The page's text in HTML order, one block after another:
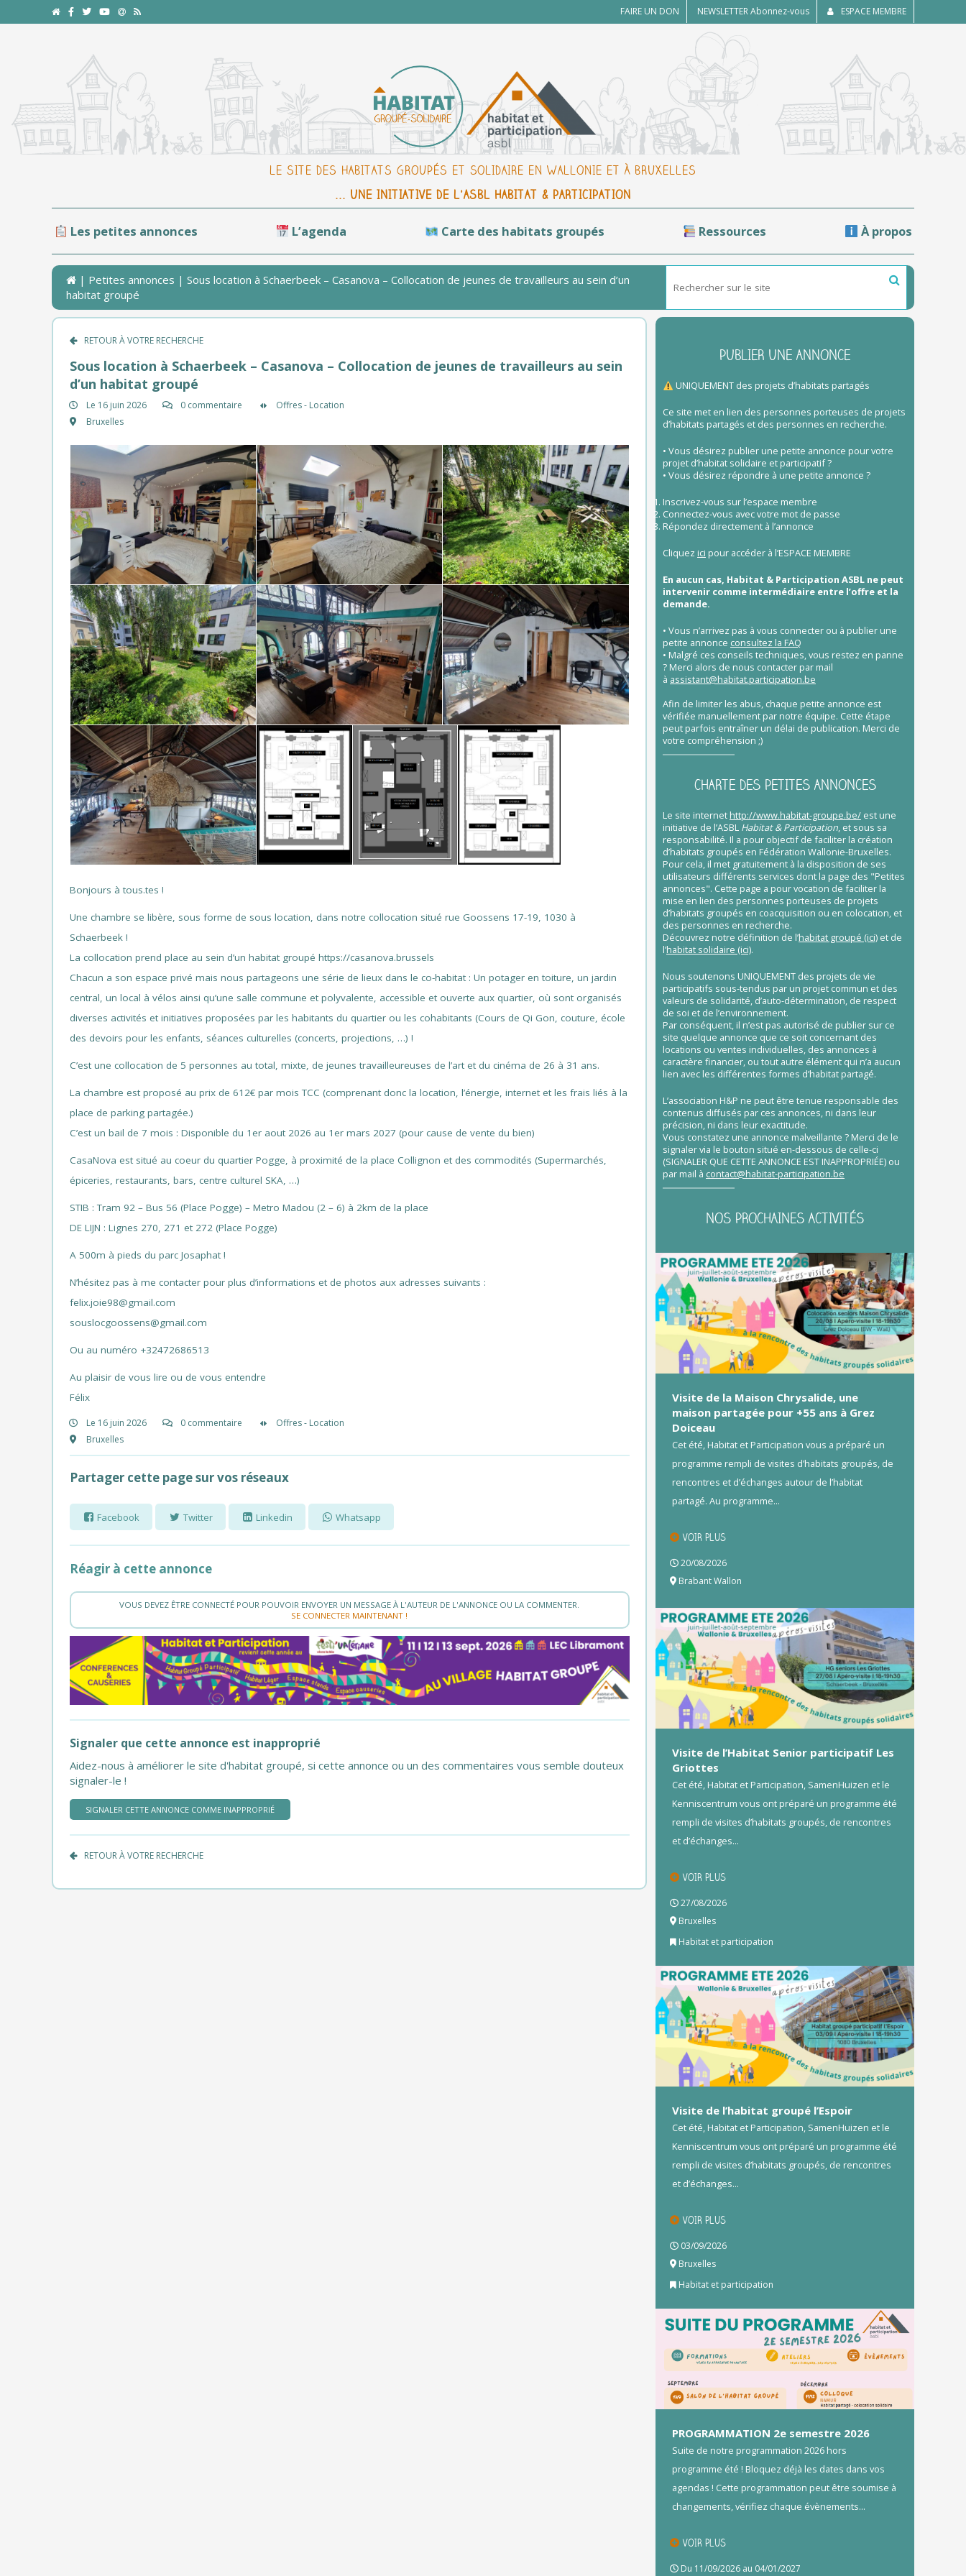
FAIRE UN DON NEWSLETTERAbonnez-vous ESPACE MEMBRE
LE SITE DES HABITATS GROUPÉS ET SOLIDAIRE EN WALLONIE ET À BRUXELLES
... UNE INITIATIVE DE L'ASBL HABITAT & PARTICIPATION
Les petites annonces L’agenda Carte des habitats groupés Ressources À propos
| Petites annonces | Sous location à Schaerbeek – Casanova – Collocation de jeunes de travailleurs au sein d’un
habitat groupé
RETOUR À VOTRE RECHERCHE
Sous location à Schaerbeek – Casanova – Collocation de jeunes de travailleurs au sein
d’un habitat groupé
Le 16 juin 2026 0 commentaire
Offres - Location
Bruxelles
Bonjours à tous.tes !
Une chambre se libère, sous forme de sous location, dans notre collocation situé rue Goossens 17-19, 1030 à
Schaerbeek !
La collocation prend place au sein d’un habitat groupé https://casanova.brussels
Chacun a son espace privé mais nous partageons une série de lieux dans le co-habitat : Un potager en toiture, un jardin
central, un local à vélos ainsi qu’une salle commune et polyvalente, accessible et ouverte aux quartier, où sont organisés
diverses activités et initiatives proposées par les habitants du quartier ou les cohabitants (Cours de Qi Gon, couture, école
des devoirs pour les enfants, séances culturelles (concerts, projections, …) !
C’est une collocation de 5 personnes au total, mixte, de jeunes travailleureuses de l’art et du cinéma de 26 à 31 ans.
La chambre est proposé au prix de 612€ par mois TCC (comprenant donc la location, l’énergie, internet et les frais liés à la
place de parking partagée.)
C’est un bail de 7 mois : Disponible du 1er aout 2026 au 1er mars 2027 (pour cause de vente du bien)
CasaNova est situé au coeur du quartier Pogge, à proximité de la place Collignon et des commodités (Supermarchés,
épiceries, restaurants, bars, centre culturel SKA, …)
STIB : Tram 92 – Bus 56 (Place Pogge) – Metro Madou (2 – 6) à 2km de la place
DE LIJN : Lignes 270, 271 et 272 (Place Pogge)
A 500m à pieds du parc Josaphat !
N’hésitez pas à me contacter pour plus d’informations et de photos aux adresses suivants :
felix.joie98@gmail.com
souslocgoossens@gmail.com
Ou au numéro +32472686513
Au plaisir de vous lire ou de vous entendre
Félix
Le 16 juin 2026 0 commentaire
Offres - Location
Bruxelles
Partager cette page sur vos réseaux
Facebook Twitter Linkedin Whatsapp
Réagir à cette annonce
VOUS DEVEZ ÊTRE CONNECTÉ POUR POUVOIR ENVOYER UN MESSAGE À L'AUTEUR DE L'ANNONCE OU LA COMMENTER.
SE CONNECTER MAINTENANT !
Signaler que cette annonce est inapproprié
Aidez-nous à améliorer le site d'habitat groupé, si cette annonce ou un des commentaires vous semble douteux
signaler-le !
SIGNALER CETTE ANNONCE COMME INAPPROPRIÉ
RETOUR À VOTRE RECHERCHE
PUBLIER UNE ANNONCE
UNIQUEMENT des projets d’habitats partagés
Ce site met en lien des personnes porteuses de projets
d’habitats partagés et des personnes en recherche.
• Vous désirez publier une petite annonce pour votre
projet d’habitat solidaire et participatif ?
• Vous désirez répondre à une petite annonce ?
Inscrivez-vous sur l’espace membre
Connectez-vous avec votre mot de passe
Répondez directement à l’annonce
Cliquez ici pour accéder à l’ESPACE MEMBRE
En aucun cas, Habitat & Participation ASBL ne peut
intervenir comme intermédiaire entre l’offre et la
demande.
• Vous n’arrivez pas à vous connecter ou à publier une
petite annonce consultez la FAQ
• Malgré ces conseils techniques, vous restez en panne
? Merci alors de nous contacter par mail
à assistant@habitat.participation.be
Afin de limiter les abus, chaque petite annonce est
vérifiée manuellement par notre équipe. Cette étape
peut parfois entraîner un délai de publication. Merci de
votre compréhension ;)
CHARTE DES PETITES ANNONCES
Le site internet http://www.habitat-groupe.be/ est une
initiative de l’ASBL Habitat & Participation, et sous sa
responsabilité. Il a pour objectif de faciliter la création
d’habitats groupés en Fédération Wallonie-Bruxelles.
Pour cela, il met gratuitement à la disposition de ses
utilisateurs différents services dont la page des "Petites
annonces". Cette page a pour vocation de faciliter la
mise en lien des personnes porteuses de projets
d’habitats groupés en coacquisition ou en colocation, et
des personnes en recherche.
Découvrez notre définition de l’habitat groupé (ici) et de
l’habitat solidaire (ici).
Nous soutenons UNIQUEMENT des projets de vie
participatifs sous-tendus par un projet commun et des
valeurs de solidarité, d’auto-détermination, de respect
de soi et de l’environnement.
Par conséquent, il n’est pas autorisé de publier sur ce
site quelque annonce que ce soit concernant des
locations ou ventes individuelles, des annonces à
caractère financier, ou tout autre élément qui n’a aucun
lien avec les différentes formes d’habitat partagé.
L’association H&P ne peut être tenue responsable des
contenus diffusés par ces annonces, ni dans leur
précision, ni dans leur exactitude.
Vous constatez une annonce malveillante ? Merci de le
signaler via le bouton situé en-dessous de celle-ci
(SIGNALER QUE CETTE ANNONCE EST INAPPROPRIÉE) ou
par mail à contact@habitat-participation.be
NOS PROCHAINES ACTIVITÉS
Visite de la Maison Chrysalide, une
maison partagée pour +55 ans à Grez
Doiceau
Cet été, Habitat et Participation vous a préparé un
programme rempli de visites d’habitats groupés, de
rencontres et d’échanges autour de l’habitat
partagé. Au programme...
VOIR PLUS
20/08/2026
Brabant Wallon
Visite de l’Habitat Senior participatif Les
Griottes
Cet été, Habitat et Participation, SamenHuizen et le
Kenniscentrum vous ont préparé un programme été
rempli de visites d’habitats groupés, de rencontres
et d’échanges...
VOIR PLUS
27/08/2026
Bruxelles
Habitat et participation
Visite de l’habitat groupé l’Espoir
Cet été, Habitat et Participation, SamenHuizen et le
Kenniscentrum vous ont préparé un programme été
rempli de visites d’habitats groupés, de rencontres
et d’échanges...
VOIR PLUS
03/09/2026
Bruxelles
Habitat et participation
PROGRAMMATION 2e semestre 2026
Suite de notre programmation 2026 hors
programme été ! Bloquez déjà les dates dans vos
agendas ! Cette programmation peut être soumise à
changements, vérifiez chaque évènements...
VOIR PLUS
Du 11/09/2026 au 04/01/2027